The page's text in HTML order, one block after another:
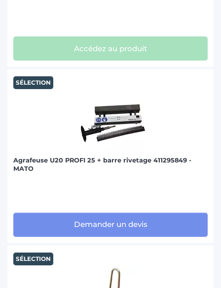
Accédez au produit
SÉLECTION
Agrafeuse U20 PROFI 25 + barre rivetage 411295849 -
MATO
Demander un devis
SÉLECTION